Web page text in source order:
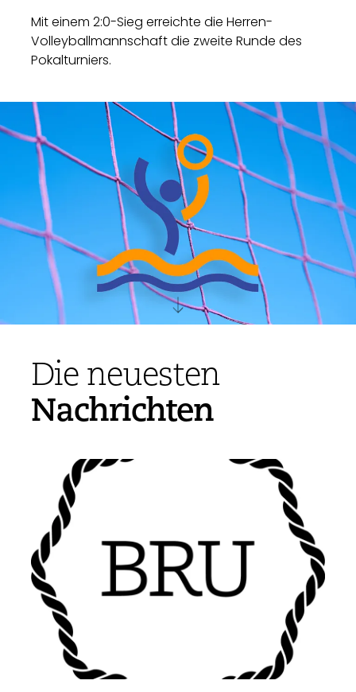
Mit einem 2:0-Sieg erreichte die Herren-
Volleyballmannschaft die zweite Runde des
Pokalturniers.
Die neuesten
Nachrichten